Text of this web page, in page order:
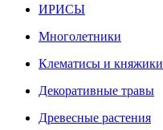
ИРИСЫ
Многолетники
Клематисы и княжики
Декоративные травы
Древесные растения